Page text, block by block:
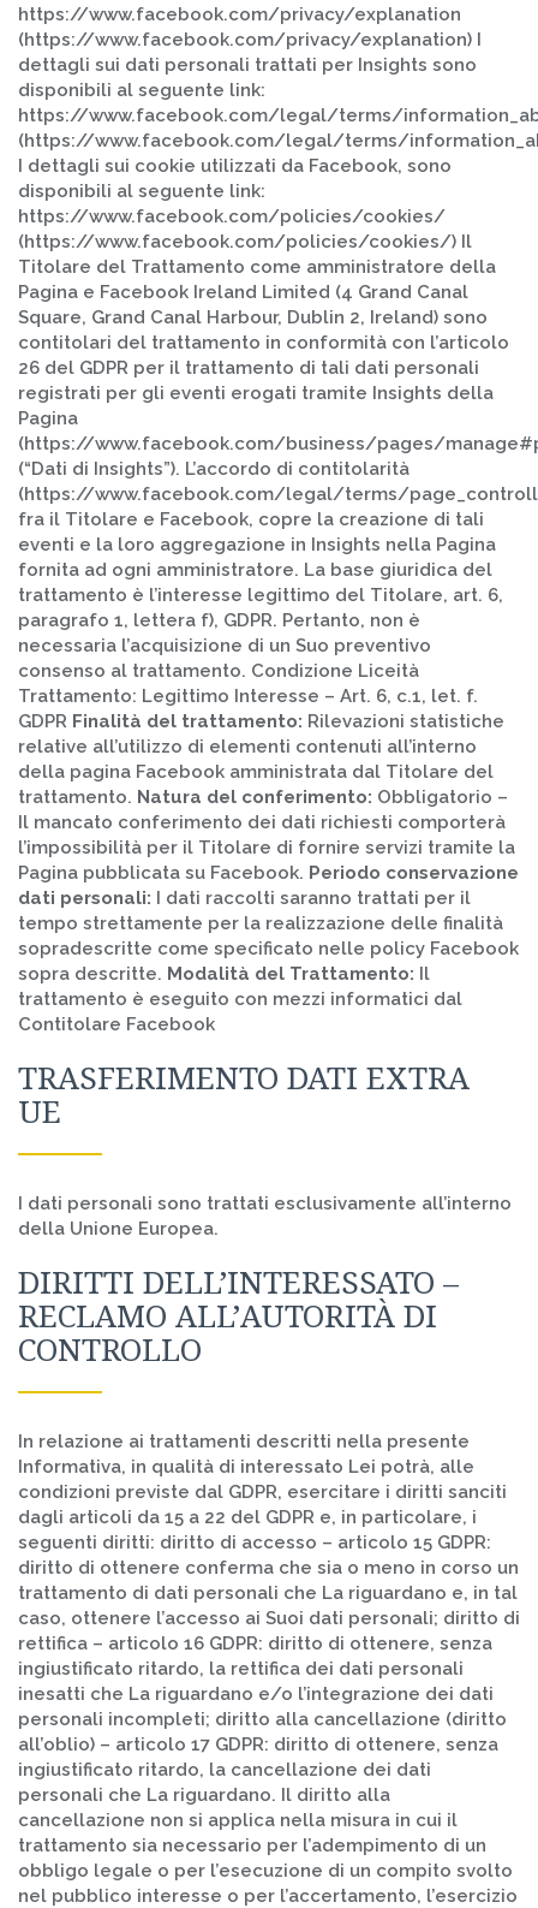
https://www.facebook.com/privacy/explanation
(https://www.facebook.com/privacy/explanation) I
dettagli sui dati personali trattati per Insights sono
disponibili al seguente link:
https://www.facebook.com/legal/terms/
(https://www.facebook.com/legal/terms/
I dettagli sui cookie utilizzati da Facebook, sono
disponibili al seguente link:
https://www.facebook.com/policies/cookies/
(https://www.facebook.com/policies/cookies/) Il
Titolare del Trattamento come amministratore della
Pagina e Facebook Ireland Limited (4 Grand Canal
Square, Grand Canal Harbour, Dublin 2, Ireland) sono
contitolari del trattamento in conformità con l’articolo
26 del GDPR per il trattamento di tali dati personali
registrati per gli eventi erogati tramite Insights della
Pagina
(https://www.facebook.com/business/pages/
(“Dati di Insights”). L’accordo di contitolarità
(https://www.facebook.com/legal/terms/
fra il Titolare e Facebook, copre la creazione di tali
eventi e la loro aggregazione in Insights nella Pagina
fornita ad ogni amministratore. La base giuridica del
trattamento è l’interesse legittimo del Titolare, art. 6,
paragrafo 1, lettera f), GDPR. Pertanto, non è
necessaria l’acquisizione di un Suo preventivo
consenso al trattamento. Condizione Liceità
Trattamento: Legittimo Interesse – Art. 6, c.1, let. f.
GDPR Finalità del trattamento: Rilevazioni statistiche
relative all’utilizzo di elementi contenuti all’interno
della pagina Facebook amministrata dal Titolare del
trattamento. Natura del conferimento: Obbligatorio –
Il mancato conferimento dei dati richiesti comporterà
l’impossibilità per il Titolare di fornire servizi tramite la
Pagina pubblicata su Facebook. Periodo conservazione
dati personali: I dati raccolti saranno trattati per il
tempo strettamente per la realizzazione delle finalità
sopradescritte come specificato nelle policy Facebook
sopra descritte. Modalità del Trattamento: Il
trattamento è eseguito con mezzi informatici dal
Contitolare Facebook
TRASFERIMENTO DATI EXTRA
UE
I dati personali sono trattati esclusivamente all’interno
della Unione Europea.
DIRITTI DELL’INTERESSATO –
RECLAMO ALL’AUTORITÀ DI
CONTROLLO
In relazione ai trattamenti descritti nella presente
Informativa, in qualità di interessato Lei potrà, alle
condizioni previste dal GDPR, esercitare i diritti sanciti
dagli articoli da 15 a 22 del GDPR e, in particolare, i
seguenti diritti: diritto di accesso – articolo 15 GDPR:
diritto di ottenere conferma che sia o meno in corso un
trattamento di dati personali che La riguardano e, in tal
caso, ottenere l’accesso ai Suoi dati personali; diritto di
rettifica – articolo 16 GDPR: diritto di ottenere, senza
ingiustificato ritardo, la rettifica dei dati personali
inesatti che La riguardano e/o l’integrazione dei dati
personali incompleti; diritto alla cancellazione (diritto
all’oblio) – articolo 17 GDPR: diritto di ottenere, senza
ingiustificato ritardo, la cancellazione dei dati
personali che La riguardano. Il diritto alla
cancellazione non si applica nella misura in cui il
trattamento sia necessario per l’adempimento di un
obbligo legale o per l’esecuzione di un compito svolto
nel pubblico interesse o per l’accertamento, l’esercizio